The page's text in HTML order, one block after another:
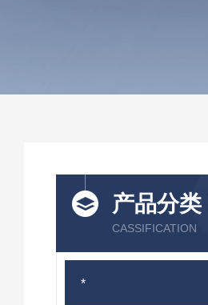
产品分类
CASSIFICATION
*